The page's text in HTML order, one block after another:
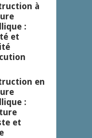
à
:
et
en
:
et